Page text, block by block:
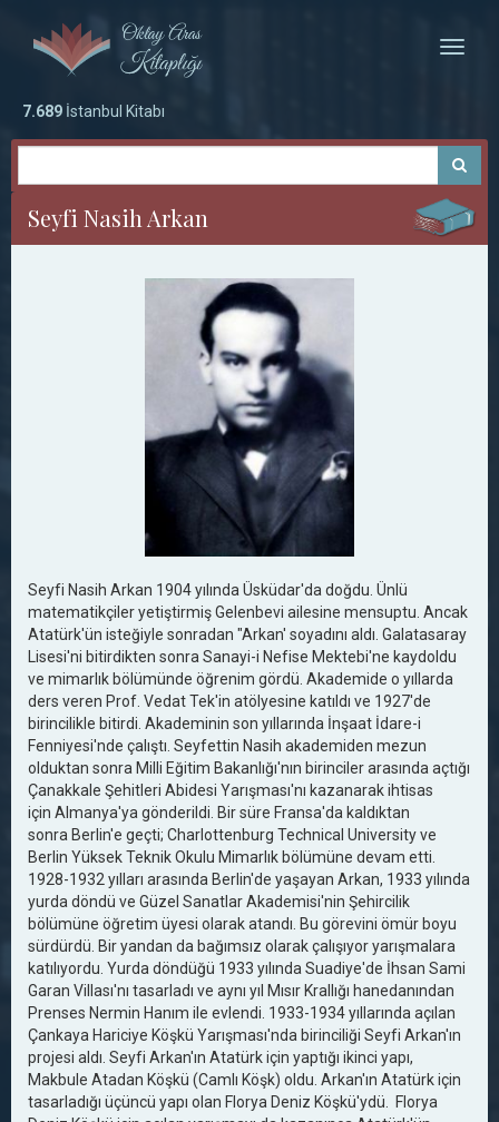
Toggle
7.689 İstanbul Kitabı
Seyfi Nasih Arkan
Seyfi Nasih Arkan 1904 yılında Üsküdar'da doğdu. Ünlü
matematikçiler yetiştirmiş Gelenbevi ailesine mensuptu. Ancak
Atatürk'ün isteğiyle sonradan "Arkan' soyadını aldı. Galatasaray
Lisesi'ni bitirdikten sonra Sanayi-i Nefise Mektebi'ne kaydoldu
ve mimarlık bölümünde öğrenim gördü. Akademide o yıllarda
ders veren Prof. Vedat Tek'in atölyesine katıldı ve 1927'de
birincilikle bitirdi. Akademinin son yıllarında İnşaat İdare-i
Fenniyesi'nde çalıştı. Seyfettin Nasih akademiden mezun
olduktan sonra Milli Eğitim Bakanlığı'nın birinciler arasında açtığı
Çanakkale Şehitleri Abidesi Yarışması'nı kazanarak ihtisas
için Almanya'ya gönderildi. Bir süre Fransa'da kaldıktan
sonra Berlin'e geçti; Charlottenburg Technical University ve
Berlin Yüksek Teknik Okulu Mimarlık bölümüne devam etti.
1928-1932 yılları arasında Berlin'de yaşayan Arkan, 1933 yılında
yurda döndü ve Güzel Sanatlar Akademisi'nin Şehircilik
bölümüne öğretim üyesi olarak atandı. Bu görevini ömür boyu
sürdürdü. Bir yandan da bağımsız olarak çalışıyor yarışmalara
katılıyordu. Yurda döndüğü 1933 yılında Suadiye'de İhsan Sami
Garan Villası'nı tasarladı ve aynı yıl Mısır Krallığı hanedanından
Prenses Nermin Hanım ile evlendi. 1933-1934 yıllarında açılan
Çankaya Hariciye Köşkü Yarışması'nda birinciliği Seyfi Arkan'ın
projesi aldı. Seyfi Arkan'ın Atatürk için yaptığı ikinci yapı,
Makbule Atadan Köşkü (Camlı Köşk) oldu. Arkan'ın Atatürk için
tasarladığı üçüncü yapı olan Florya Deniz Köşkü'ydü. Florya